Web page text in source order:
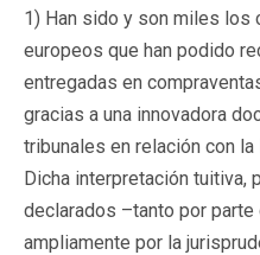
1) Han sido y son miles
europeos que han podido
entregadas en
gracias a una innovadora
tribunales en relación con
Dicha interpretación tuitiva,
declarados –tanto por
ampliamente por la